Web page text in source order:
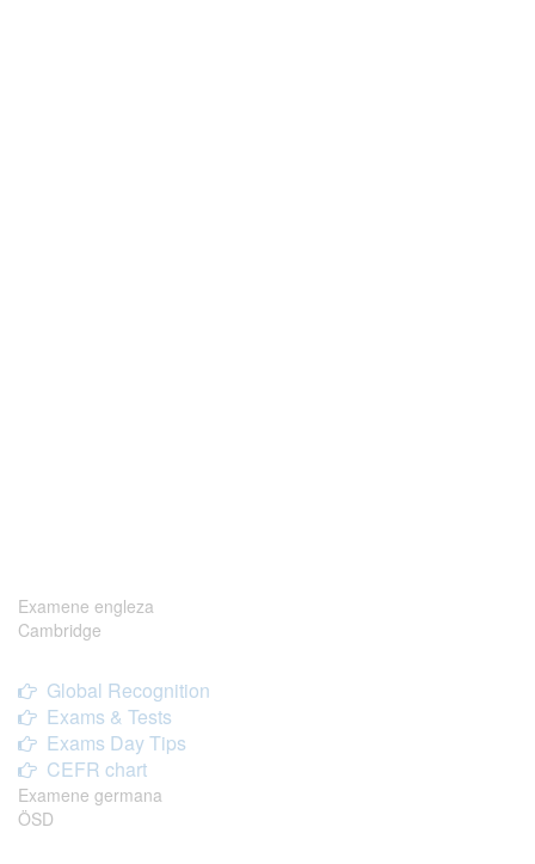
Examene engleza
Cambridge
Global Recognition
Exams & Tests
Exams Day Tips
CEFR chart
Examene germana
ÖSD